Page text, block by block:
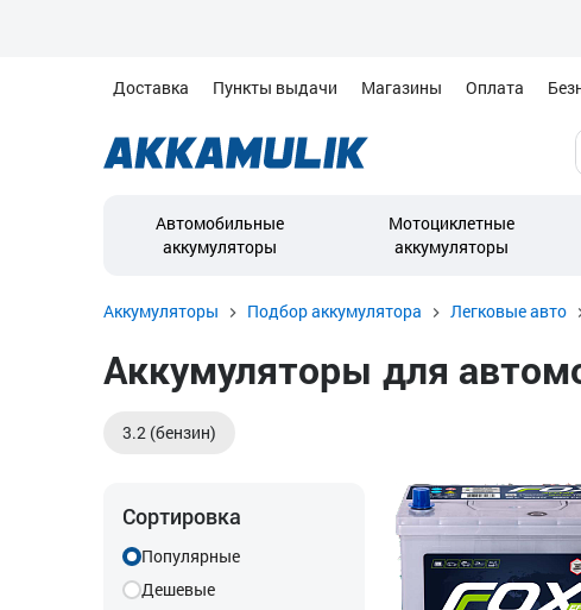
Доставка Пункты выдачи Магазины Оплата
Автомобильные
аккумуляторы
Мотоциклетные
аккумуляторы
Аккумуляторы Подбор аккумулятора Легковые авто
Аккумуляторы для
3.2 (бензин)
Сортировка
Популярные
Дешевые